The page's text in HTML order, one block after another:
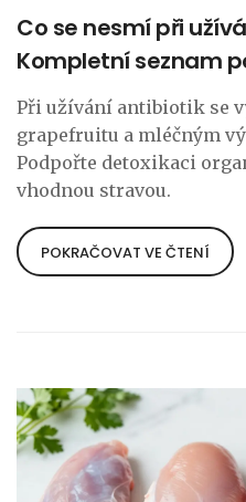
Co se nesmí při
Kompletní seznam
Při užívání antibiotik se
grapefruitu a mléčným
Podpořte detoxikaci
vhodnou stravou.
POKRAČOVAT VE ČTENÍ